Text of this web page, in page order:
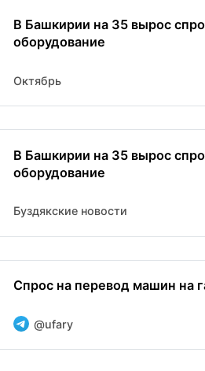
В Башкирии на 35 вырос
оборудование
Октябрь
В Башкирии на 35 вырос
оборудование
Буздякские новости
Спрос на перевод машин на
@ufary